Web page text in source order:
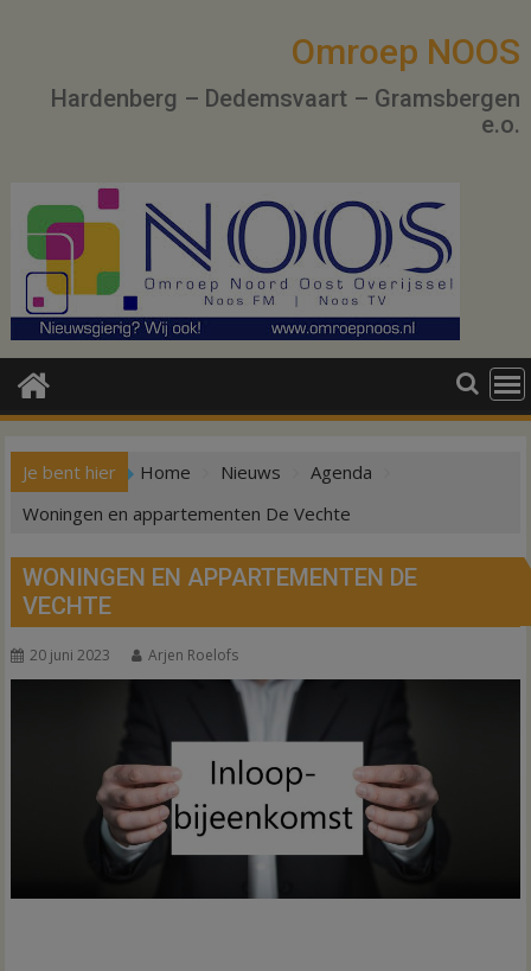
Omroep NOOS
Hardenberg – Dedemsvaart – Gramsbergen
e.o.
Je bent hier Home Nieuws
Agenda
Woningen en appartementen De Vechte
WONINGEN EN APPARTEMENTEN DE
VECHTE
20 juni 2023 Arjen Roelofs